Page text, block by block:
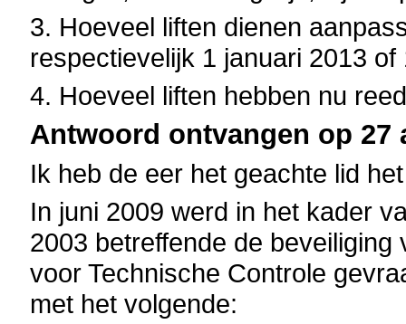
3. Hoeveel liften dienen
respectievelijk 1 januari 2013
4. Hoeveel liften hebben nu
Antwoord ontvangen op 27
Ik heb de eer het geachte lid
In juni 2009 werd in het kader
2003 betreffende de
voor Technische Controle
met het volgende: